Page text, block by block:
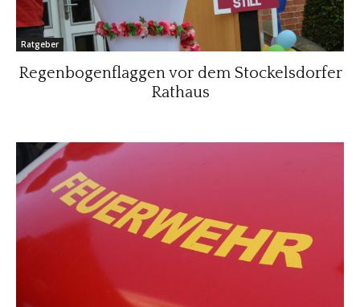
Ratgeber
Regenbogenflaggen vor dem Stockelsdorfer
Rathaus